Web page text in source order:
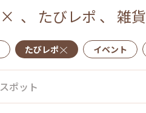
× 、 たびレポ 、 雑貨
たびレポ イベント
スポット